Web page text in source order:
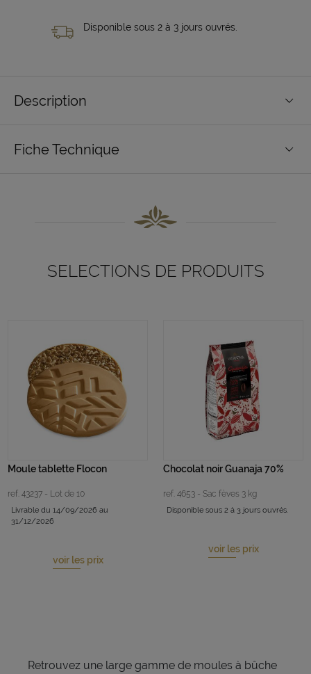
Disponible sous 2 à 3 jours ouvrés.
Description
Fiche Technique
SELECTIONS DE PRODUITS
Moule tablette Flocon
ref. 43237 - Lot de 10
Livrable du 14/09/2026 au
31/12/2026
voir les prix
Chocolat noir Guanaja 70%
ref. 4653 - Sac fèves 3 kg
Disponible sous 2 à 3 jours ouvrés.
voir les prix
Retrouvez une large gamme de moules à bûche